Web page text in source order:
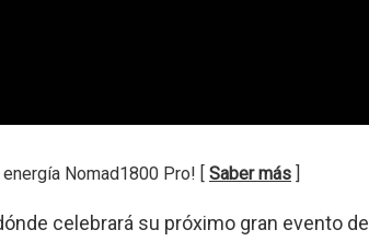
Nomad1800 Pro! [ Saber más ]
celebrará su próximo gran evento de